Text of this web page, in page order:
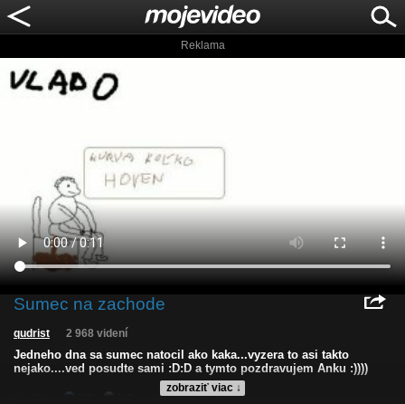
Reklama
Sumec na zachode
zobraziť viac ↓
qudrist 2 968 videní
Jedneho dna sa sumec natocil ako kaka...vyzera to asi takto
nejako....ved posudte sami :D:D a tymto pozdravujem Anku :))))